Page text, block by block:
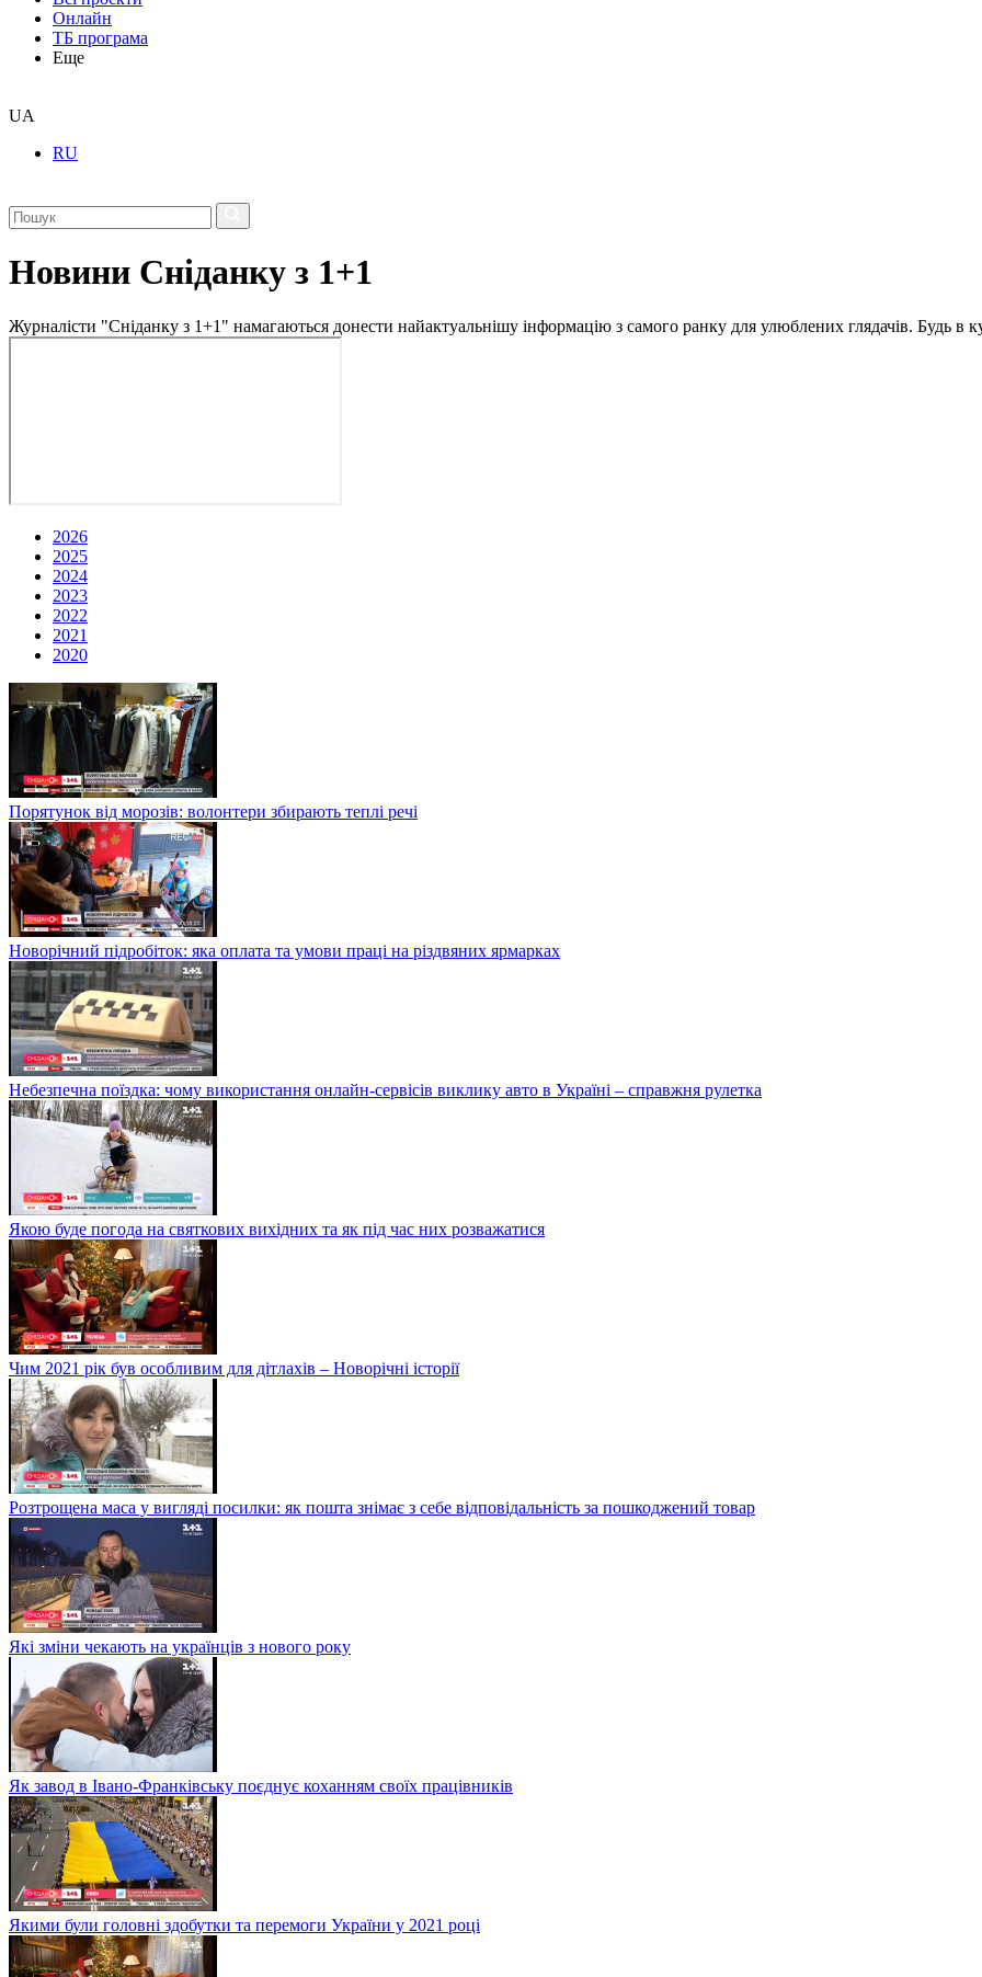
Онлайн
ТБ програма
Еще
UA
RU
Новини Сніданку з 1+1
Журналісти "Сніданку з 1+1" намагаються донести найактуальнішу інформацію з самого ранку для улюблених глядачів. Будь в
2026
2025
2024
2023
2022
2021
2020
Порятунок від морозів: волонтери збирають теплі речі
Новорічний підробіток: яка оплата та умови праці на різдвяних ярмарках
Небезпечна поїздка: чому використання онлайн-сервісів виклику авто в Україні – справжня рулетка
Якою буде погода на святкових вихідних та як під час них розважатися
Чим 2021 рік був особливим для дітлахів – Новорічні історії
Розтрощена маса у вигляді посилки: як пошта знімає з себе відповідальність за пошкоджений товар
Які зміни чекають на українців з нового року
Як завод в Івано-Франківську поєднує коханням своїх працівників
Якими були головні здобутки та перемоги України у 2021 році